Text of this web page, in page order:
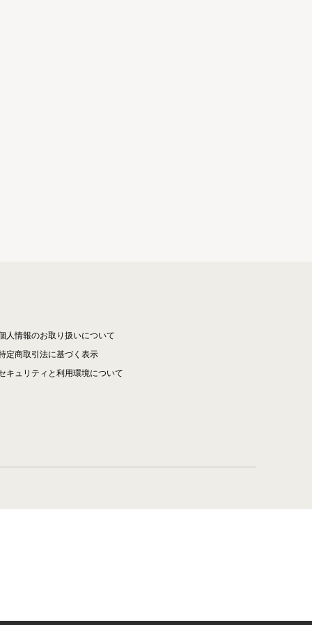
人情報のお取り扱いについて
定商取引法に基づく表示
キュリティと利用環境について